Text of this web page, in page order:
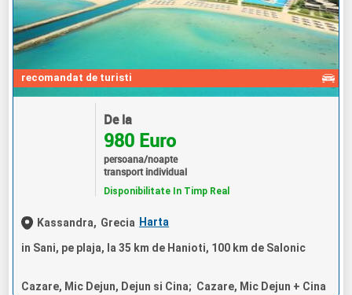
recomandat de turisti
De la
980 Euro
persoana/noapte
transport individual
Disponibilitate In Timp Real
Kassandra, Grecia Harta
in Sani, pe plaja, la 35 km de Hanioti, 100 km de Salonic
Cazare, Mic Dejun, Dejun si Cina; Cazare, Mic Dejun + Cina